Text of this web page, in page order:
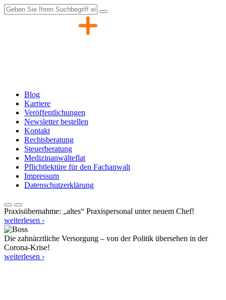
Zum
Inhalt
Blog
Karriere
Veröffentlichungen
Newsletter bestellen
Kontakt
Rechtsberatung
Steuerberatung
Medizinanwälteflat
Pflichtlektüre für den Fachanwalt
Impressum
Datenschutzerklärung
Praxisübernahme: „altes“ Praxispersonal unter neuem Chef!
weiterlesen ›
Die zahnärztliche Versorgung – von der Politik übersehen in der
Corona-Krise!
weiterlesen ›